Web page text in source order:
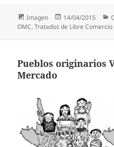
Formato
Imagen
Publicado
el
14/04/2015
OMC,Tratados de Libre Comercio
Pueblos originarios
Mercado